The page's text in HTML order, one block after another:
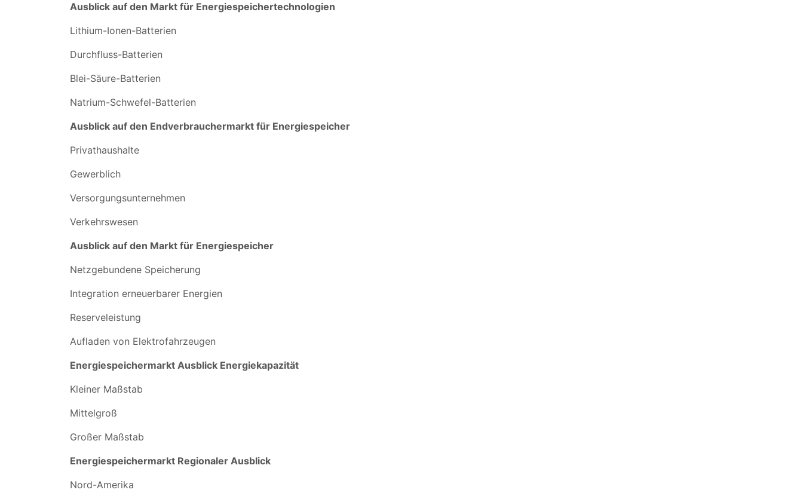
Ausblick auf den Markt für Energiespeichertechnologien
Lithium-Ionen-Batterien
Durchfluss-Batterien
Blei-Säure-Batterien
Natrium-Schwefel-Batterien
Ausblick auf den Endverbrauchermarkt für Energiespeicher
Privathaushalte
Gewerblich
Versorgungsunternehmen
Verkehrswesen
Ausblick auf den Markt für Energiespeicher
Netzgebundene Speicherung
Integration erneuerbarer Energien
Reserveleistung
Aufladen von Elektrofahrzeugen
Energiespeichermarkt Ausblick Energiekapazität
Kleiner Maßstab
Mittelgroß
Großer Maßstab
Energiespeichermarkt Regionaler Ausblick
Nord-Amerika